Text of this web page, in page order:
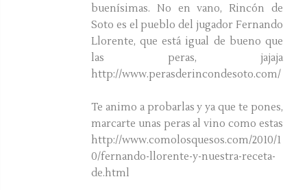
buenísimas. No en vano, Rincón de
Soto es el pueblo del jugador Fernando
Llorente, que está igual de bueno que
las peras, jajaja
http://www.perasderincondesoto.com/
Te animo a probarlas y ya que te pones,
marcarte unas peras al vino como estas
http://www.comolosquesos.com/2010/1
0/fernando-llorente-y-nuestra-receta-
de.html